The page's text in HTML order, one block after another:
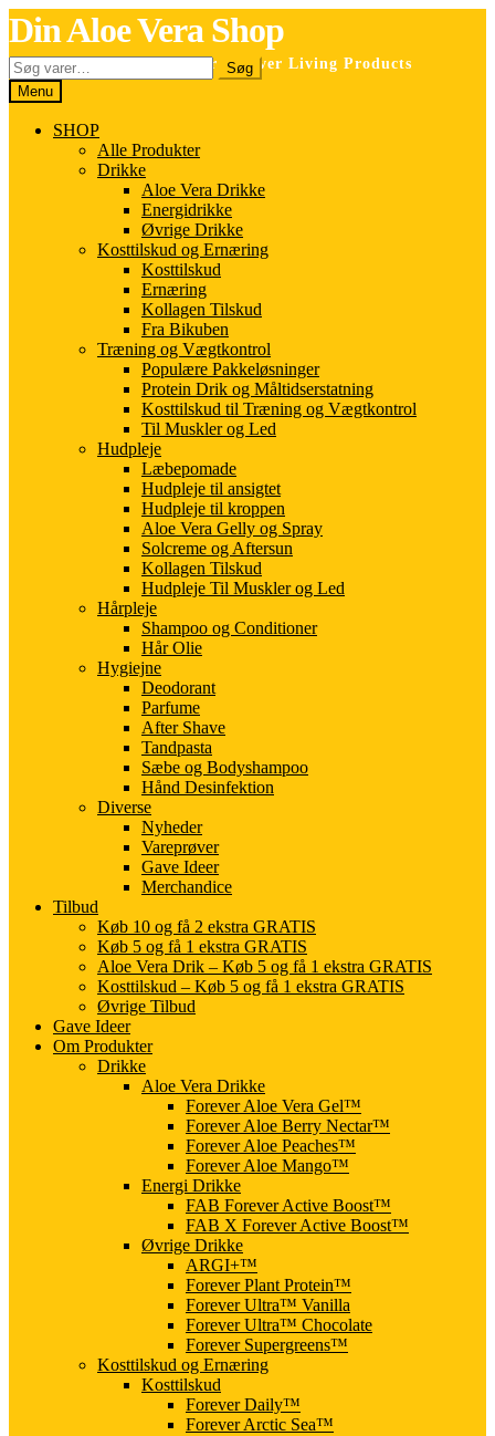
Spring
til
navigation
Spring
til
indhold
Din Aloe Vera Shop
Selvstændig forhandler for Forever Living Products
Søg
efter:
Søg
Menu
SHOP
Alle Produkter
Drikke
Aloe Vera Drikke
Energidrikke
Øvrige Drikke
Kosttilskud og Ernæring
Kosttilskud
Ernæring
Kollagen Tilskud
Fra Bikuben
Træning og Vægtkontrol
Populære Pakkeløsninger
Protein Drik og Måltidserstatning
Kosttilskud til Træning og Vægtkontrol
Til Muskler og Led
Hudpleje
Læbepomade
Hudpleje til ansigtet
Hudpleje til kroppen
Aloe Vera Gelly og Spray
Solcreme og Aftersun
Kollagen Tilskud
Hudpleje Til Muskler og Led
Hårpleje
Shampoo og Conditioner
Hår Olie
Hygiejne
Deodorant
Parfume
After Shave
Tandpasta
Sæbe og Bodyshampoo
Hånd Desinfektion
Diverse
Nyheder
Vareprøver
Gave Ideer
Merchandice
Tilbud
Køb 10 og få 2 ekstra GRATIS
Køb 5 og få 1 ekstra GRATIS
Aloe Vera Drik – Køb 5 og få 1 ekstra GRATIS
Kosttilskud – Køb 5 og få 1 ekstra GRATIS
Øvrige Tilbud
Gave Ideer
Om Produkter
Drikke
Aloe Vera Drikke
Forever Aloe Vera Gel™
Forever Aloe Berry Nectar™
Forever Aloe Peaches™
Forever Aloe Mango™
Energi Drikke
FAB Forever Active Boost™
FAB X Forever Active Boost™
Øvrige Drikke
ARGI+™
Forever Plant Protein™
Forever Ultra™ Vanilla
Forever Ultra™ Chocolate
Forever Supergreens™
Kosttilskud og Ernæring
Kosttilskud
Forever Daily™
Forever Arctic Sea™